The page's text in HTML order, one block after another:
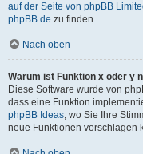
auf der Seite von phpBB
phpBB.de zu finden.
Nach oben
Warum ist Funktion x oder y
Diese Software wurde von
dass eine Funktion
phpBB Ideas, wo Sie Ihre
neue Funktionen vorschlagen